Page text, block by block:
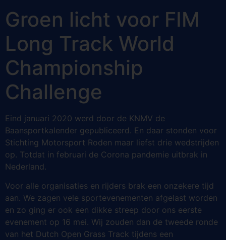
Groen licht voor FIM
Long Track World
Championship
Challenge
Eind januari 2020 werd door de KNMV de
Baansportkalender gepubliceerd. En daar stonden voor
Stichting Motorsport Roden maar liefst drie wedstrijden
op. Totdat in februari de Corona pandemie uitbrak in
Nederland.
Voor alle organisaties en rijders brak een onzekere tijd
aan. We zagen vele sportevenementen afgelast worden
en zo ging er ook een dikke streep door ons eerste
evenement op 16 mei. Wij zouden dan de tweede ronde
van het Dutch Open Grass Track tijdens een